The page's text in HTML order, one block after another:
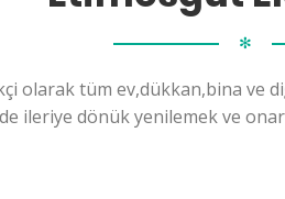
✻
olarak tüm ev,dükkan,bina ve
ileriye dönük yenilemek ve